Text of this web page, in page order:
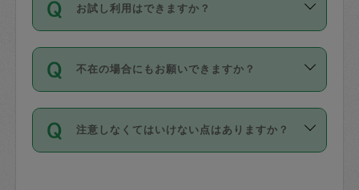
ールに記載していますので、各自の得意
を依頼してください。
※テストセンターの講評は１件目のレビュ
参考
【詳細】タスカジさんの登録に際
す。
写真を撮り、
詳細FAQ：
損害賠償保険について教えて
タスカジさんへ「募集」をかけることが
可能です。
す。
1. 直前キャンセル（定期、スポット契約
共通）
72時間を超える※と、以下のキャンセル
料が発生します。
お試し利用はできますか？
「お試し利用」というメニューはありま
せんが、「一回のみ」依頼を活用するこ
とによって、気に入ったタスカジさんを
まず、条件の合う気になるタスカジさ
不在の場合にもお願いできますか？
不在の場合の作業はタスカジさんの同意
が必要です。数回の依頼ののち、タスカ
ジさんと依頼者の間で十分な信頼関係が
注意しなくてはいけない点はありますか？